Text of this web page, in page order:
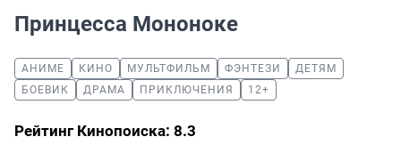
Принцесса Мононоке
АНИМЕ КИНО МУЛЬТФИЛЬМ ФЭНТЕЗИ
ДЕТЯМ
БОЕВИК
ДРАМА ПРИКЛЮЧЕНИЯ 12+
Рейтинг Кинопоиска: 8.3